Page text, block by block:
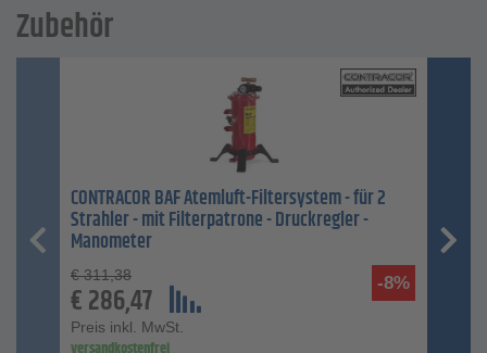
Zubehör
CONTRACOR BAF Atemluft-Filtersystem - für 2
Strahler - mit Filterpatrone - Druckregler -
Manometer
-8%
€ 311,38
€286,47
Preis inkl. MwSt.